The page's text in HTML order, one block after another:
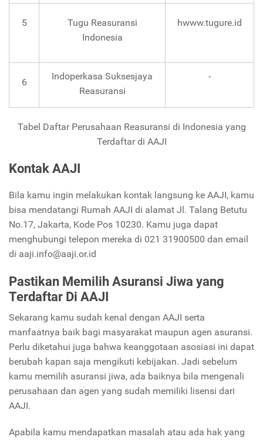
5
Tugu Reasuransi
Indonesia
hwww.tugure.id
6
Indoperkasa Suksesjaya
Reasuransi
-
Tabel Daftar Perusahaan Reasuransi di Indonesia yang
Terdaftar di AAJI
Kontak AAJI
Bila kamu ingin melakukan kontak langsung ke AAJI, kamu
bisa mendatangi Rumah AAJI di alamat Jl. Talang Betutu
No.17, Jakarta, Kode Pos 10230. Kamu juga dapat
menghubungi telepon mereka di 021 31900500 dan email
di aaji.info@aaji.or.id
Pastikan Memilih Asuransi Jiwa yang
Terdaftar Di AAJI
Sekarang kamu sudah kenal dengan AAJI serta
manfaatnya baik bagi masyarakat maupun agen asuransi.
Perlu diketahui juga bahwa keanggotaan asosiasi ini dapat
berubah kapan saja mengikuti kebijakan. Jadi sebelum
kamu memilih asuransi jiwa, ada baiknya bila mengenali
perusahaan dan agen yang sudah memiliki lisensi dari
AAJI.
Apabila kamu mendapatkan masalah atau ada hak yang